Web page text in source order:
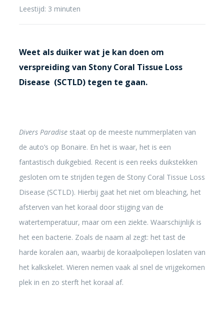
Leestijd: 3 minuten
Weet als duiker wat je kan doen om
verspreiding van Stony Coral Tissue Loss
Disease (SCTLD) tegen te gaan.
Divers Paradisestaat op de meeste nummerplaten van
de auto’s op Bonaire. En het is waar, het is een
fantastisch duikgebied. Recent is een reeks duikstekken
gesloten om te strijden tegen de Stony Coral Tissue Loss
Disease (SCTLD). Hierbij gaat het niet om bleaching, het
afsterven van het koraal door stijging van de
watertemperatuur, maar om een ziekte. Waarschijnlijk is
het een bacterie. Zoals de naam al zegt: het tast de
harde koralen aan, waarbij de koraalpoliepen loslaten van
het kalkskelet. Wieren nemen vaak al snel de vrijgekomen
plek in en zo sterft het koraal af.